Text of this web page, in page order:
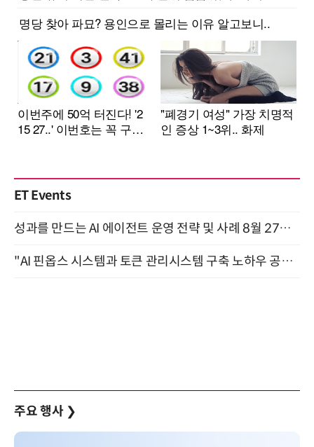
ET Events
성과를 만드는 AI 에이전트 운영 전략 및 사례 8월 27일 개최
"AI 핀옵스 시스템과 토큰 관리시스템 구축 노하우 공개" 잠실 한국광고문화회관 2층 대회의실 (8/21)
주요 행사 ❯